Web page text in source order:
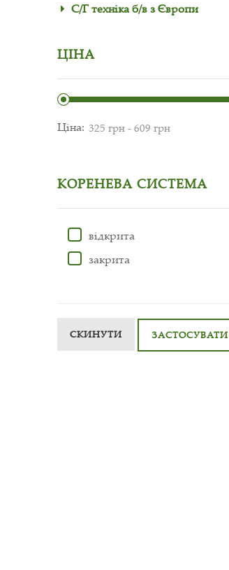
С/Г техніка б/в з Європи
ЦІНА
Ціна:
КОРЕНЕВА СИСТЕМА
відкрита
закрита
СКИНУТИ ЗАСТОСУВАТИ